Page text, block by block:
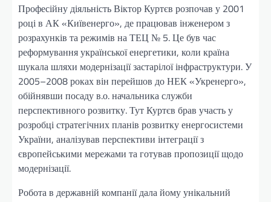
Професійну діяльність Віктор Куртєв розпочав у 2001
році в АК «Київенерго», де працював інженером з
розрахунків та режимів на ТЕЦ № 5. Це був час
реформування української енергетики, коли країна
шукала шляхи модернізації застарілої інфраструктури. У
2005–2008 роках він перейшов до НЕК «Укренерго»,
обійнявши посаду в.о. начальника служби
перспективного розвитку. Тут Куртєв брав участь у
розробці стратегічних планів розвитку енергосистеми
України, аналізував перспективи інтеграції з
європейськими мережами та готував пропозиції щодо
модернізації.
Робота в державній компанії дала йому унікальний